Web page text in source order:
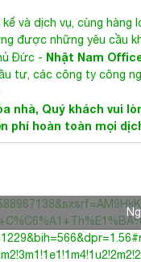
và dịch vụ, cùng hàng
được những yêu cầu
Đức - Nhật Nam
tư, các công ty công
nhà, Quý khách vui
phí hoàn toàn mọi